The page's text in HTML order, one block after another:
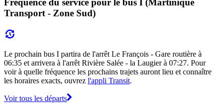
Fréquence du service pour le bus I (Martinique
Transport - Zone Sud)
Le prochain bus I partira de l'arrêt Le François - Gare routière à
06:35 et arrivera à l'arrêt Rivière Salée - la Laugier à 07:27. Pour
voir à quelle fréquence les prochains trajets auront lieu et connaître
les horaires exacts, ouvrez l'appli Transit.
Voir tous les départs